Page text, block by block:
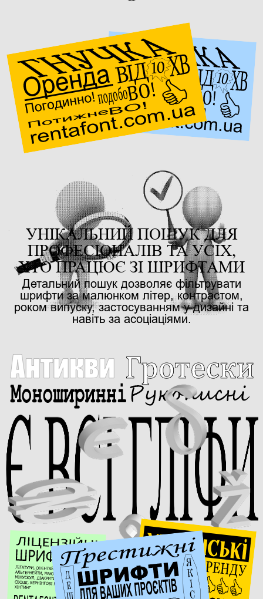
УНІКАЛЬНИЙ ПОШУК ДЛЯ
ПРОФЕСІОНАЛІВ ТА УСІХ,
ХТО ПРАЦЮЄ ЗІ ШРИФТАМИ
Детальний пошук дозволяє фільтрувати
шрифти за малюнком літер, контрастом,
роком випуску, застосуванням у дизайні та
навіть за асоціаціями.
Є ВСІ ГЛІФИ